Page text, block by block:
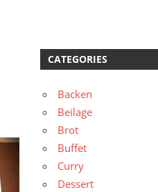
CATEGORIES
Backen
Beilage
Brot
Buffet
Curry
Dessert